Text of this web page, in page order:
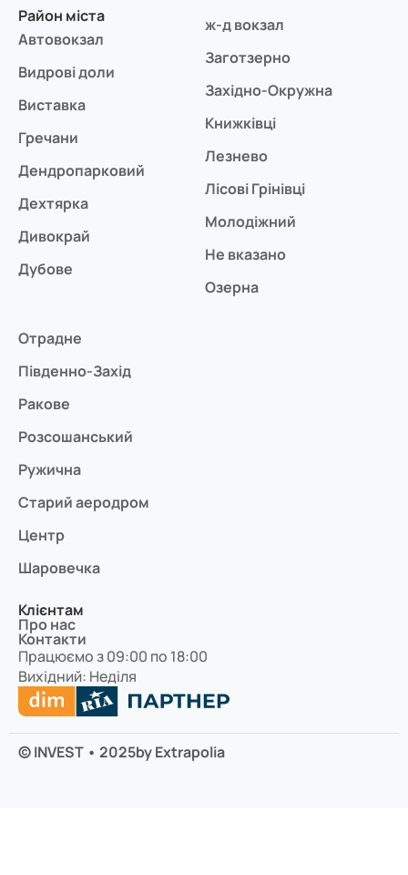
Район міста
Автовокзал
Видрові доли
Виставка
Гречани
Дендропарковий
Дехтярка
Дивокрай
Дубове
ж-д вокзал
Заготзерно
Західно-Окружна
Книжківці
Лезнево
Лісові Грінівці
Молодіжний
Не вказано
Озерна
Отрадне
Південно-Захід
Ракове
Розсошанський
Ружична
Старий аеродром
Центр
Шаровечка
Клієнтам
Про нас
Контакти
Працюємо з 09:00 по 18:00
Вихідний: Неділя
© INVEST • 2025by Extrapolia